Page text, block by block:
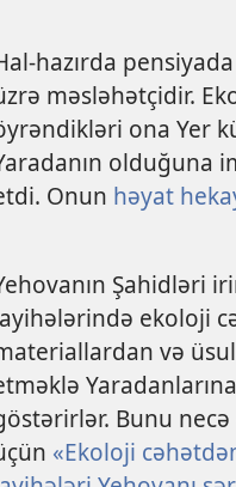
hazırda
məsləhətçidir.
ona Yer
olduğuna
Onun həyat
Şahidləri
ekoloji
və
Bunu
«Ekoloji